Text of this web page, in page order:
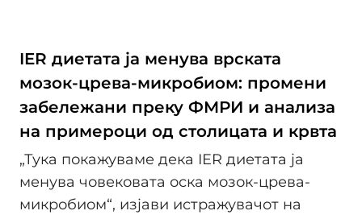
IER диетата ја менува врската
мозок-црева-микробиом: промени
забележани преку ФМРИ и анализа
на примероци од столицата и крвта
„Тука покажуваме дека IER диетата ја
менува човековата оска мозок-црева-
микробиом“, изјави истражувачот на